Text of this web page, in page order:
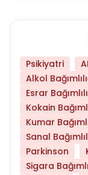
Psikiyatri
Alkol
Esrar
Kokain
Kumar
Sanal
Parkinson
Sigara